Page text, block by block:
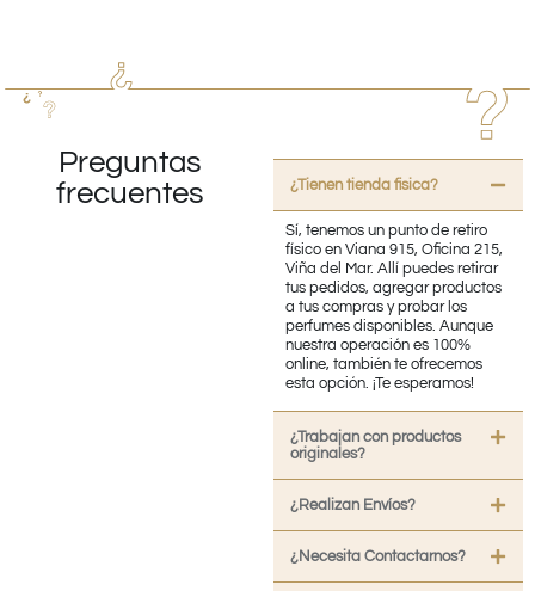
Preguntas
frecuentes
¿Tienen tienda fisica?
Sí, tenemos un punto de retiro
físico en Viana 915, Oficina 215,
Viña del Mar. Allí puedes retirar
tus pedidos, agregar productos
a tus compras y probar los
perfumes disponibles. Aunque
nuestra operación es 100%
online, también te ofrecemos
esta opción. ¡Te esperamos!
¿Trabajan con productos
originales?
¿Realizan Envíos?
¿Necesita Contactarnos?